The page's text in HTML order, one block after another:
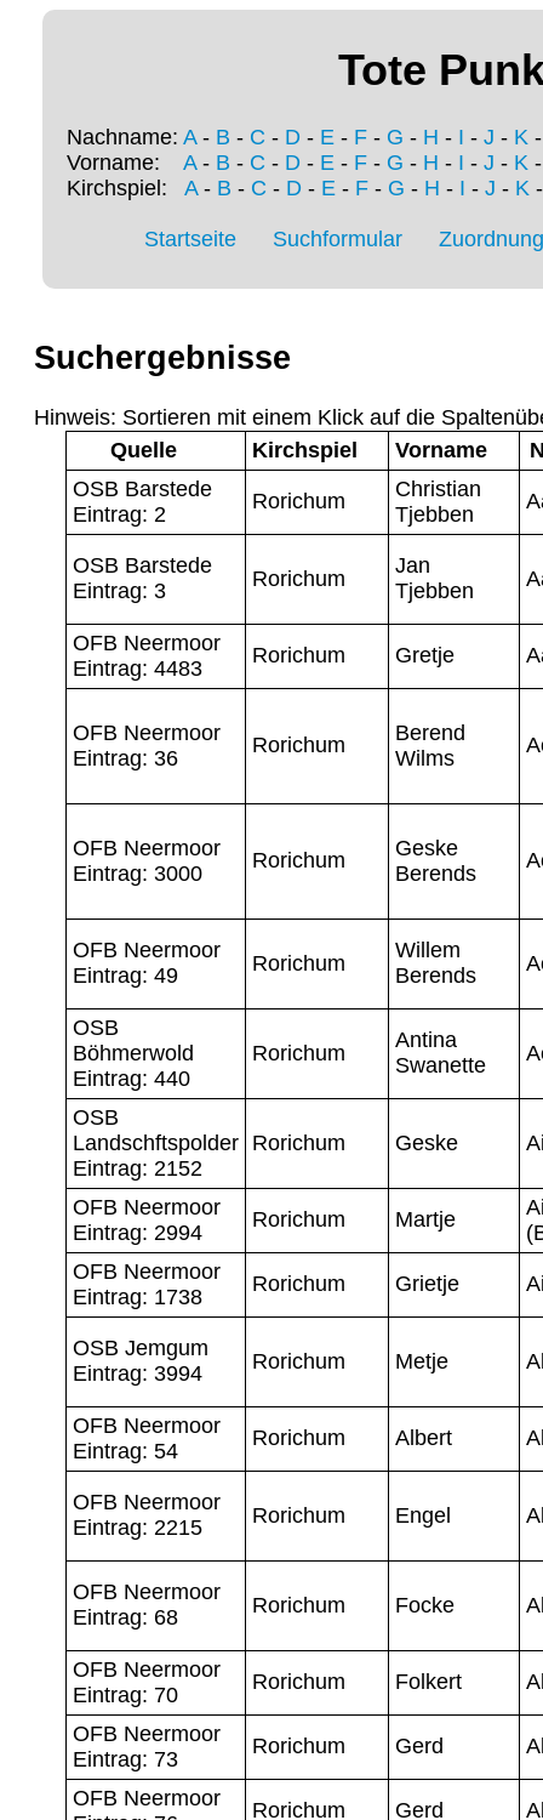
Tote
Nachname: A- B - C - D - E - F - G - H - I - J - K
Vorname: A- B - C - D - E - F - G - H - I - J - K
Kirchspiel: A- B - C - D- E- F- G - H - I - J - K
Startseite Suchformular
Suchergebnisse
Hinweis: Sortieren mit einem Klick auf die
Quelle
Kirchspiel Vorname
OSB Barstede
Eintrag: 2
Rorichum
Christian
Tjebben
OSB Barstede
Eintrag: 3
Rorichum
Jan
Tjebben
OFB Neermoor
Eintrag: 4483
Rorichum Gretje
OFB Neermoor
Eintrag: 36
Rorichum
Berend
Wilms
OFB Neermoor
Eintrag: 3000
Rorichum
Geske
Berends
OFB Neermoor
Eintrag: 49
Rorichum
Willem
Berends
OSB
Böhmerwold
Eintrag: 440
Rorichum
Antina
Swanette
OSB
Landschftspolder
Eintrag: 2152
Rorichum Geske
OFB Neermoor
Eintrag: 2994
Rorichum Martje
OFB Neermoor
Eintrag: 1738
Rorichum Grietje
OSB Jemgum
Eintrag: 3994
Rorichum Metje
OFB Neermoor
Eintrag: 54
Rorichum Albert
OFB Neermoor
Eintrag: 2215
Rorichum Engel
OFB Neermoor
Eintrag: 68
Rorichum Focke
OFB Neermoor
Eintrag: 70
Rorichum Folkert
OFB Neermoor
Eintrag: 73
Rorichum Gerd
OFB Neermoor
Rorichum Gerd